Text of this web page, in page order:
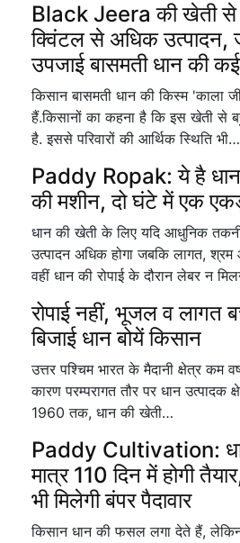
Black Jeera की खेती से
क्विंटल से अधिक उत्पादन,
उपजाई बासमती धान की
किसान बासमती धान की किस्म 'काला
हैं.किसानों का कहना है कि इस खेती से
है. इससे परिवारों की आर्थिक स्थिति भी…
Paddy Ropak: ये है धान
की मशीन, दो घंटे में एक
धान की खेती के लिए यदि आधुनिक
उत्पादन अधिक होगा जबकि लागत,
वहीं धान की रोपाई के दौरान लेबर न
रोपाई नहीं, भूजल व लागत
बिजाई धान बोयें किसान
उत्तर पश्चिम भारत के मैदानी क्षेत्र कम
कारण परम्परागत तौर पर धान उत्पादक
1960 तक, धान की खेती…
Paddy Cultivation:
मात्र 110 दिन में होगी
भी मिलेगी बंपर पैदावार
किसान धान की फसल लगा देते हैं,